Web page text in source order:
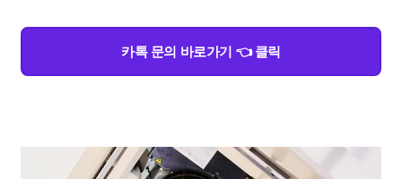
카톡 문의 바로가기 👈 클릭